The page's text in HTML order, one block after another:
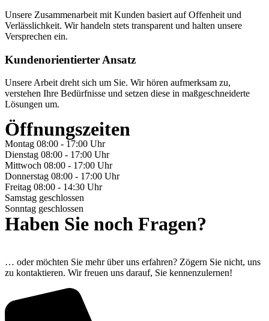
Unsere Zusammenarbeit mit Kunden basiert auf Offenheit und
Verlässlichkeit. Wir handeln stets transparent und halten unsere
Versprechen ein.
Kundenorientierter Ansatz
Unsere Arbeit dreht sich um Sie. Wir hören aufmerksam zu,
verstehen Ihre Bedürfnisse und setzen diese in maßgeschneiderte
Lösungen um.
Öffnungszeiten
Montag 08:00 - 17:00 Uhr
Dienstag 08:00 - 17:00 Uhr
Mittwoch 08:00 - 17:00 Uhr
Donnerstag 08:00 - 17:00 Uhr
Freitag 08:00 - 14:30 Uhr
Samstag geschlossen
Sonntag geschlossen
Haben Sie noch Fragen?
… oder möchten Sie mehr über uns erfahren? Zögern Sie nicht, uns
zu kontaktieren. Wir freuen uns darauf, Sie kennenzulernen!